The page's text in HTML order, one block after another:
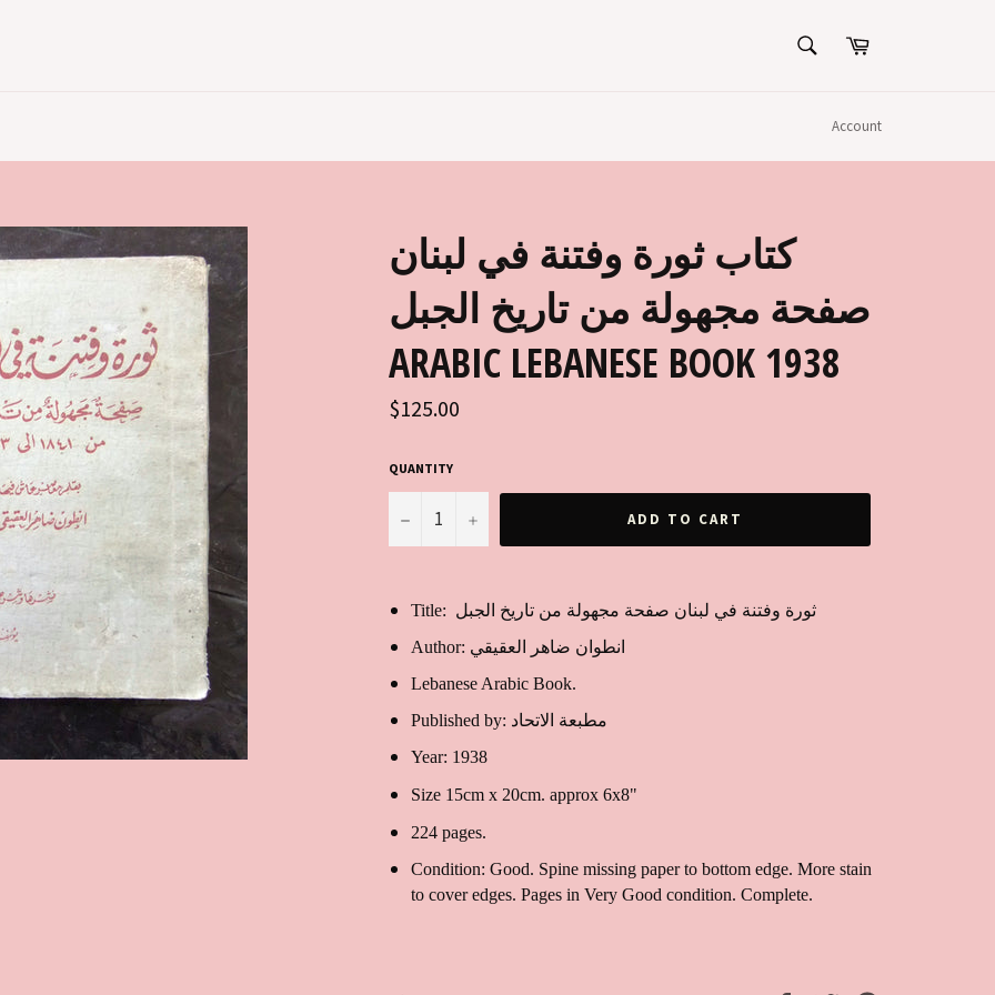
SEARCHCart
Account
كتاب ثورة وفتنة في لبنان
صفحة مجهولة من تاريخ الجبل
ARABIC LEBANESE BOOK 1938
Regular
price
$125.00
QUANTITY
− + ADD TO CART
Title: ثورة وفتنة في لبنان صفحة مجهولة من تاريخ الجبل
Author: انطوان ضاهر العقيقي
Lebanese Arabic Book.
Published by: مطبعة الاتحاد
Year: 1938
Size 15cm x 20cm. approx 6x8"
224 pages.
Condition: Good. Spine missing paper to bottom edge. More stain
to cover edges. Pages in Very Good condition. Complete.